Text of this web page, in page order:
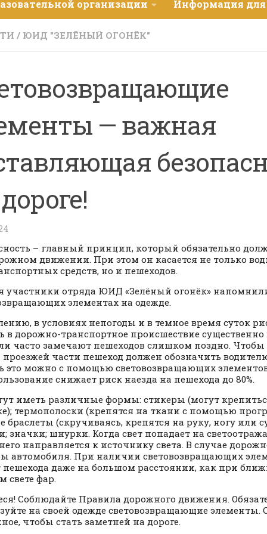
организации Информация
/ ЮИД "ЗЕЛЁНЫЙ ОГОНЁК"
— важная
– главный принцип, который обязательно
движении. При этом он касается не только
средств, но и пешеходов.
участники отряда ЮИД «Зелёный огонёк»
элементах на одежде.
в условиях непогоды и в темное время суток
в дорожно-транспортное происшествие существенно
часто замечают пешеходов слишком поздно. Чтобы
проезжей части пешеход должен обозначить
это можно с помощью световозвращающих
снижает риск наезда на пешехода до 80%.
иметь различные формы: стикеры (могут
термополоски (крепятся на ткани с помощью
браслеты (скручиваясь, крепятся на руку, ногу или
значки; шнурки. Когда свет попадает на
направляется к источнику света. В случае
автомобиля. При наличии световозвращающих
пешехода даже на большом расстоянии, как при
свете фар.
Соблюдайте Правила дорожного движения.
на своей одежде световозвращающие элементы.
чтобы стать заметней на дороге.